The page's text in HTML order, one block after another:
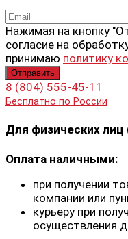
Нажимая на кнопку
согласие на
принимаю политику
8 (804) 555-45-11
Бесплатно по России
Для физических
Оплата наличными:
при получении
компании или
курьеру при
осуществления